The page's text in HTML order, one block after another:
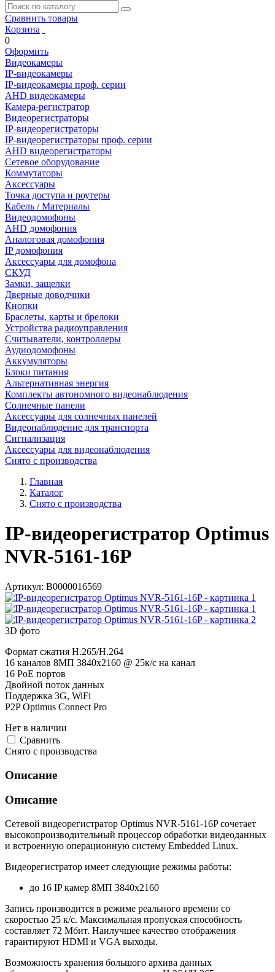
Сравнить товары
Корзина
0
Оформить
Видеокамеры
IP-видеокамеры
IP-видеокамеры проф. серии
AHD видеокамеры
Камера-регистратор
Видеорегистраторы
IP-видеорегистраторы
IP-видеорегистраторы проф. серии
AHD видеорегистраторы
Сетевое оборудование
Коммутаторы
Аксессуары
Точка доступа и роутеры
Кабель / Материалы
Видеодомофоны
AHD домофония
Аналоговая домофония
IP домофония
Аксессуары для домофона
СКУД
Замки, защелки
Дверные доводчики
Кнопки
Браслеты, карты и брелоки
Устройства радиоуправления
Считыватели, контроллеры
Аудиодомофоны
Аккумуляторы
Блоки питания
Альтернативная энергия
Комплекты автономного видеонаблюдения
Солнечные панели
Аксессуары для солнечных панелей
Видеонаблюдение для транспорта
Сигнализация
Аксессуары для видеонаблюдения
Снято с производства
Главная
Каталог
Снято с производства
IP-видеорегистратор Optimus
NVR-5161-16P
Артикул: В0000016569
3D фото
Формат сжатия H.265/H.264
16 каналов 8МП 3840х2160 @ 25к/с на канал
16 PoE портов
Двойной поток данных
Поддержка 3G, WiFi
P2P Optimus Connect Pro
Нет в наличии
Cравнить
Снято с производства
Описание
Описание
Сетевой видеорегистратор Optimus NVR-5161-16P сочетает
высокопроизводительный процессор обработки видеоданных
и встроенную операционную систему Embedded Linux.
Видеорегистратор имеет следующие режимы работы:
до 16 IP камер 8МП 3840х2160
Запись производится в режиме реального времени со
скоростью 25 к/с. Максимальная пропуская способность
составляет 72 Мбит. Наилучшее качество отображения
гарантируют HDMI и VGA выходы.
Возможность хранения большого архива данных